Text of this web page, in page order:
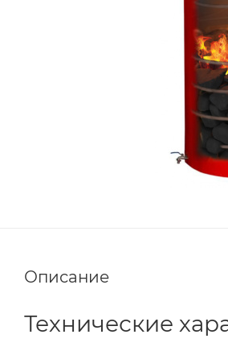
Описание
Технические